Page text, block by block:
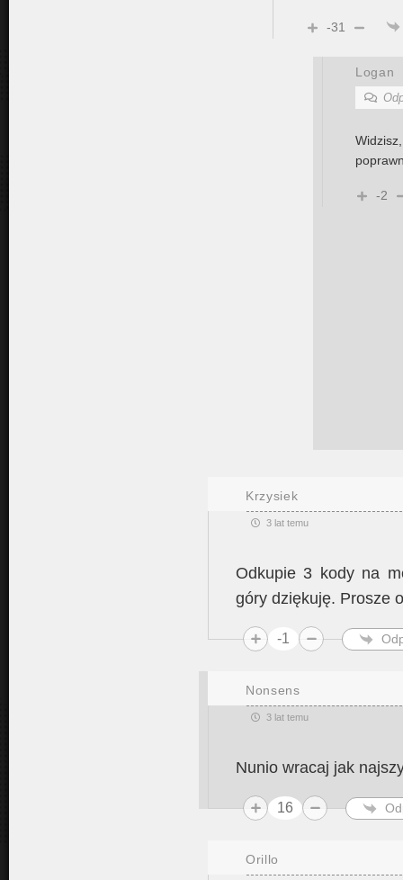
-31
Logan
-2
Krzysiek
3 lat temu
Odkupie 3 kody na
góry dziękuję. Prosze
-1
Nonsens
3 lat temu
Nunio wracaj jak
16
Orillo